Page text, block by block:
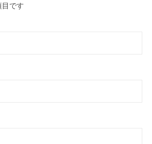
です